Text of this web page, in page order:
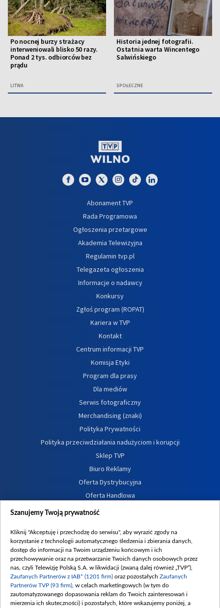
Po nocnej burzy strażacy
interweniowali blisko 50 razy.
Ponad 2 tys. odbiorców bez
prądu
LITWA
Historia jednej fotografii.
Ostatnia warta Wincentego
Salwińskiego
SPOŁECZNE
Abonament TVP
Rada Programowa
Ogłoszenia przetargowe
Akademia Telewizyjna
Regulamin tvp.pl
Telegazeta ogłoszenia
Informacje o nadawcy
Konkursy
Zgłoś program (ROPAT)
Kariera w TVP
Kontakt
Centrum informacji TVP
Komisja Etyki
Program dla prasy
Dla mediów
Serwis fotograficzny
Merchandising (znaki)
Polityka Prywatności
Polityka przeciwdziałania nadużyciom i korupcji
Sklep TVP
Biuro Reklamy
Oferta Dystrybucyjna
Oferta Handlowa
Dostępność
Procedura zgłoszeń wewnętrznych
Szanujemy Twoją prywatność
Kliknij "Akceptuję i przechodzę do serwisu", aby wyrazić zgody na
korzystanie z technologii automatycznego śledzenia i zbierania danych,
dostęp do informacji na Twoim urządzeniu końcowym i ich
przechowywanie oraz na przetwarzanie Twoich danych osobowych przez
nas, czyli Telewizję Polską S.A. w likwidacji (zwaną dalej również „TVP”),
Zaufanych Partnerów z IAB* (1201 firm) oraz pozostałych Zaufanych
Partnerów TVP (93 firm) , w celach marketingowych (w tym do
zautomatyzowanego dopasowania reklam do Twoich zainteresowań i
mierzenia ich skuteczności) i pozostałych, które wskazujemy poniżej, a